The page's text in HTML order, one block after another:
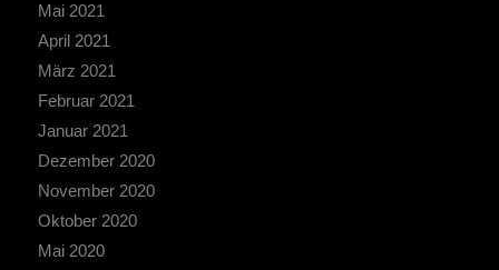
Mai 2021
April 2021
März 2021
Februar 2021
Januar 2021
Dezember 2020
November 2020
Oktober 2020
Mai 2020